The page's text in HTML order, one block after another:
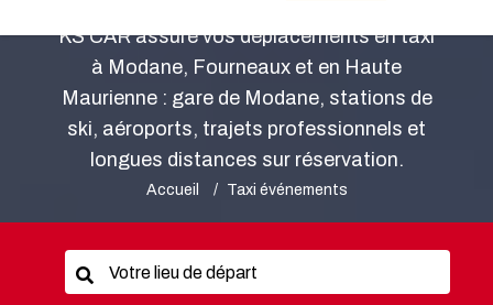
KS CAR assure vos déplacements en taxi
à Modane, Fourneaux et en Haute
Maurienne : gare de Modane, stations de
ski, aéroports, trajets professionnels et
longues distances sur réservation.
Accueil Taxi événements